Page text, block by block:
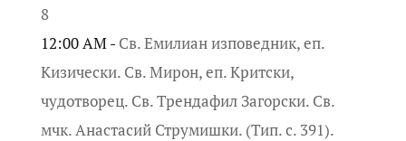
8
12:00 AM - Св. Емилиан изповедник, еп.
Кизически. Св. Мирон, еп. Критски,
чудотворец. Св. Трендафил Загорски. Св.
мчк. Анастасий Струмишки. (Тип. с. 391).